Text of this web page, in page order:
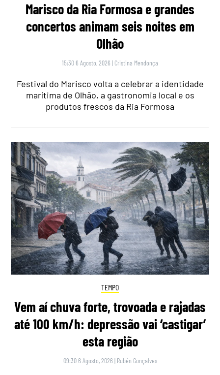
Marisco da Ria Formosa e grandes
concertos animam seis noites em
Olhão
15:30 6 Agosto, 2026 | Cristina Mendonça
Festival do Marisco volta a celebrar a identidade
marítima de Olhão, a gastronomia local e os
produtos frescos da Ria Formosa
TEMPO
Vem aí chuva forte, trovoada e rajadas
até 100 km/h: depressão vai ‘castigar’
esta região
09:30 6 Agosto, 2026 | Rubén Gonçalves